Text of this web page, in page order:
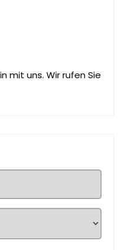
mit uns. Wir rufen Sie